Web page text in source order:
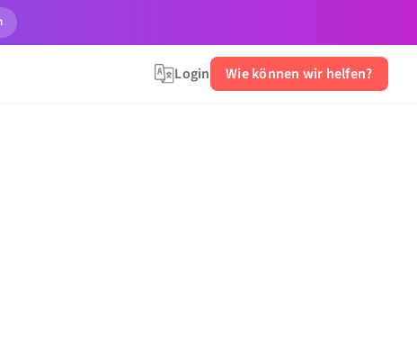
Login Wie können wir helfen?